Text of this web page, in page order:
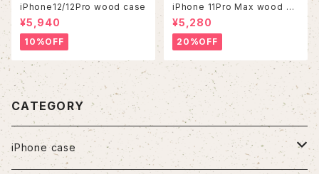
iPhone12/12Pro wood case
¥5,940
10%OFF
iPhone 11Pro Max wood ca
se
¥5,280
20%OFF
CATEGORY
iPhone case